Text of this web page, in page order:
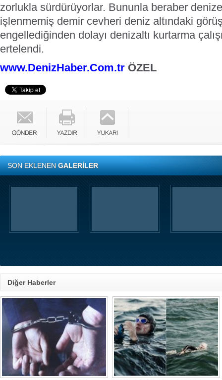
zorlukla sürdürüyorlar. Bununla beraber
işlenmemiş demir cevheri deniz altındaki
engellediğinden dolayı denizaltı kurtarma
ertelendi.
www.DenizHaber.Com.tr ÖZEL
SON EKLENENGALERİLER
Diğer Haberler